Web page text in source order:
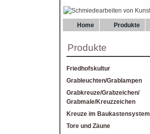
Home Produkte
Produkte
Friedhofskultur
Grableuchten/Grablampen
Grabkreuze/Grabzeichen/
Grabmale/Kreuzzeichen
Kreuze im Baukastensystem
Tore und Zäune